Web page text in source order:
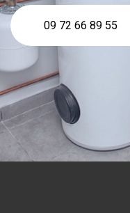
09 72 66 89 55